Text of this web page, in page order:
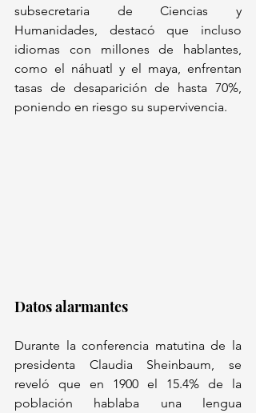
subsecretaria de Ciencias y
Humanidades, destacó que incluso
idiomas con millones de hablantes,
como el náhuatl y el maya, enfrentan
tasas de desaparición de hasta 70%,
poniendo en riesgo su supervivencia.
Datos alarmantes
Durante la conferencia matutina de la
presidenta Claudia Sheinbaum, se
reveló que en 1900 el 15.4% de la
población hablaba una lengua